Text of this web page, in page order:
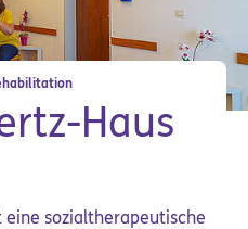
Haus
eine sozialtherapeutische